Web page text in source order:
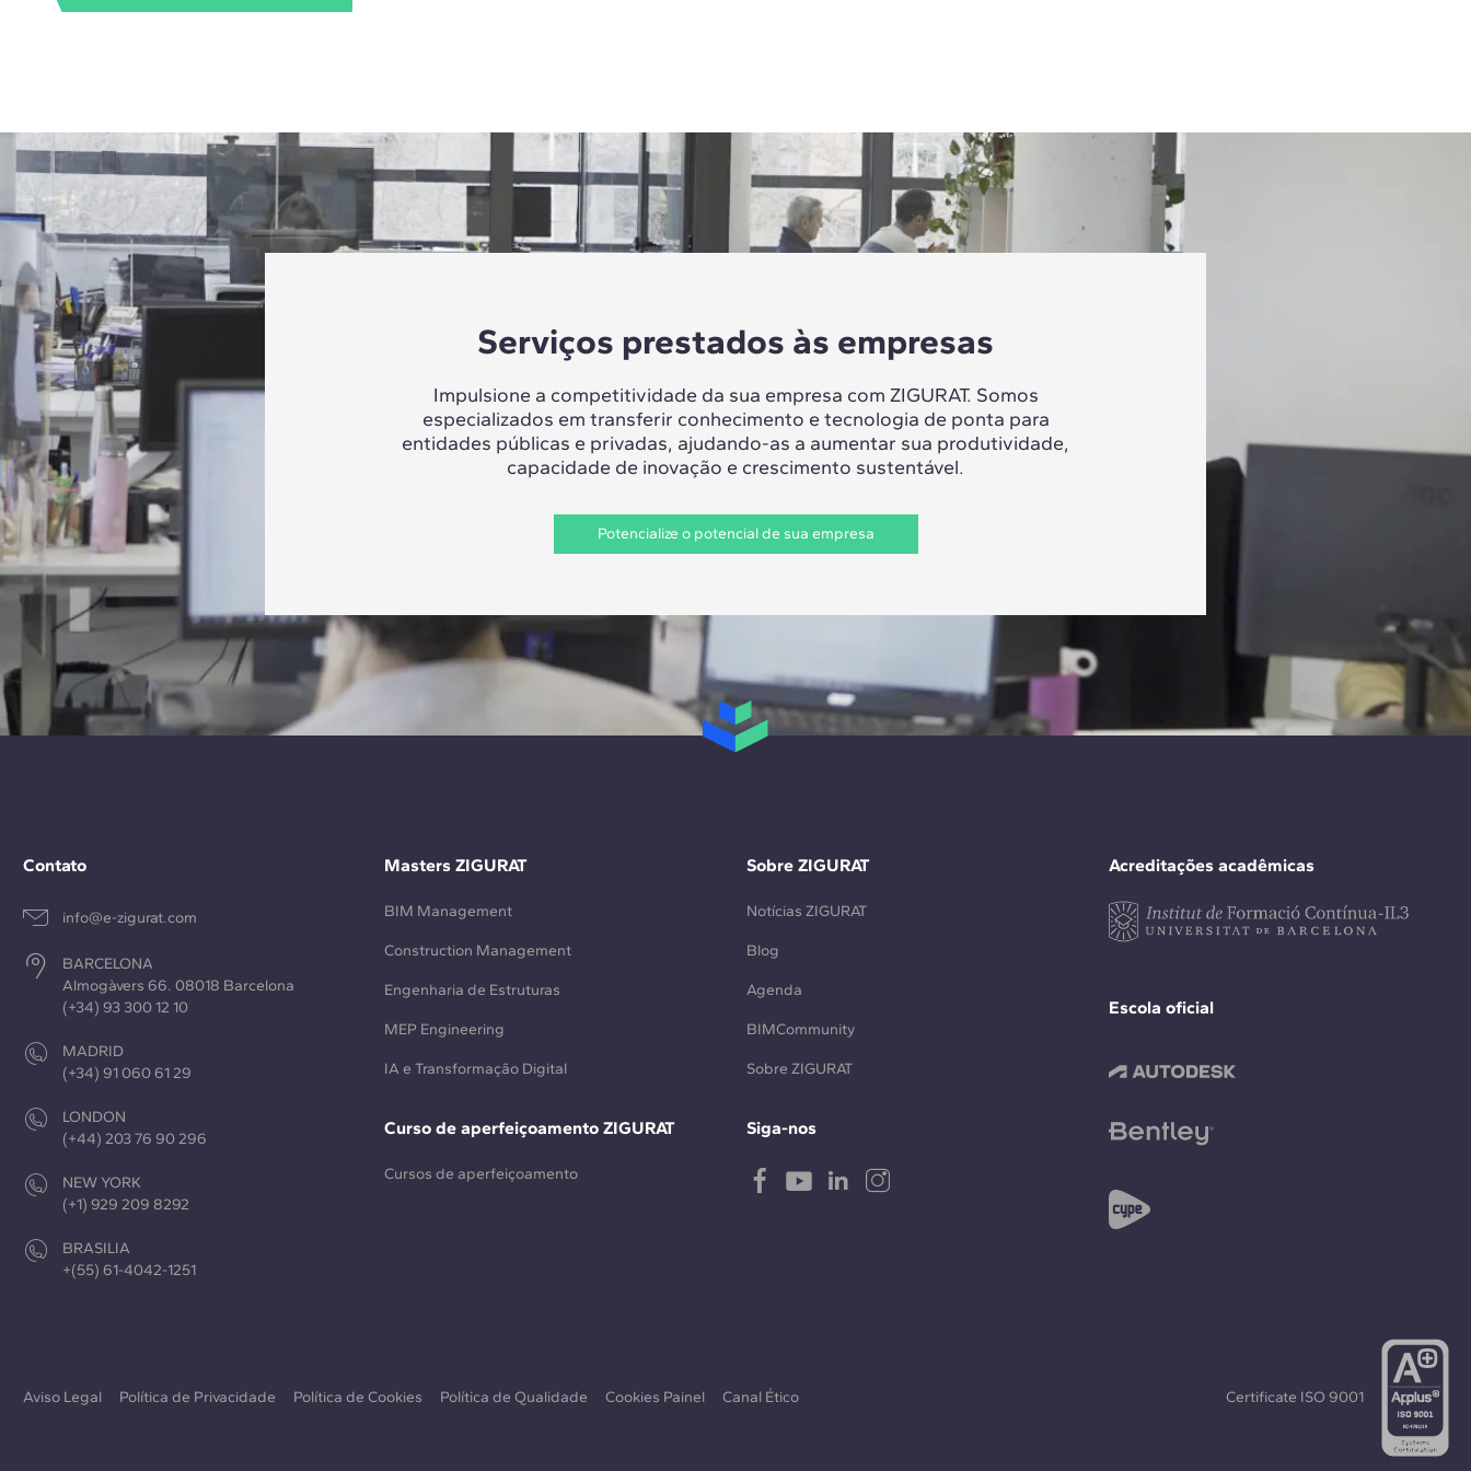
Serviços prestados às empresas
Impulsione a competitividade da sua empresa com ZIGURAT. Somos
especializados em transferir conhecimento e tecnologia de ponta para
entidades públicas e privadas, ajudando-as a aumentar sua produtividade,
capacidade de inovação e crescimento sustentável.
Potencialize o potencial de sua empresa
Contato
info@e-zigurat.com
BARCELONA
Almogàvers 66. 08018 Barcelona
(+34) 93 300 12 10
MADRID
(+34) 91 060 61 29
LONDON
(+44) 203 76 90 296
NEW YORK
(+1) 929 209 8292
BRASILIA
+(55) 61-4042-1251
Acreditações acadêmicas
Escola oficial
Masters ZIGURAT
BIM Management
Construction Management
Engenharia de Estruturas
MEP Engineering
IA e Transformação Digital
Curso de aperfeiçoamento ZIGURAT
Cursos de aperfeiçoamento
Sobre ZIGURAT
Notícias ZIGURAT
Blog
Agenda
BIMCommunity
Sobre ZIGURAT
Siga-nos
Aviso Legal Política de Privacidade Política de Cookies Política de Qualidade Cookies Painel Canal Ético Certificate ISO 9001